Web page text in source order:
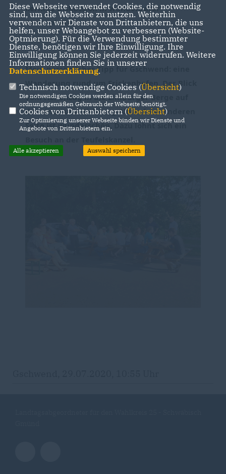
kernige Diskussion in wunderbarer
Atmosphäre.
Mein persönlicher Tipp für Gschwend: eine
Wanderung rund um Frickenhofen. Der Blick
vom Höhenzug in die Limburger Berge auf
der einen und Richtung Alb auf der anderen
Seite ist wunderschön. Dazu lohnt sich ein
Diese Webseite verwendet Cookies, die notwendig
sind, um die Webseite zu nutzen. Weiterhin
verwenden wir Dienste von Drittanbietern, die uns
helfen, unser Webangebot zu verbessern (Website-
Optmierung). Für die Verwendung bestimmter
Dienste, benötigen wir Ihre Einwilligung. Ihre
Einwilligung können Sie jederzeit widerrufen. Weitere
Informationen finden Sie in unserer
Datenschutzerklärung.
Technisch notwendige Cookies (Übersicht)
Die notwendigen Cookies werden allein für den
ordnungsgemäßen Gebrauch der Webseite benötigt.
Cookies von Drittanbietern (Übersicht)
Zur Optimierung unserer Webseite binden wir Dienste und
Angebote von Drittanbietern ein.
Alle akzeptieren Auswahl speichern